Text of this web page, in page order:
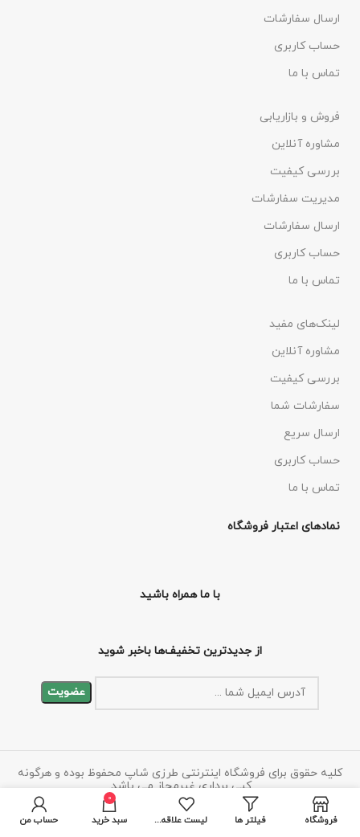
ارسال سفارشات
حساب کاربری
تماس با ما
فروش و بازاریابی
مشاوره آنلاین
بررسی کیفیت
مدیریت سفارشات
ارسال سفارشات
حساب کاربری
تماس با ما
لینک‌های مفید
مشاوره آنلاین
بررسی کیفیت
سفارشات شما
ارسال سریع
حساب کاربری
تماس با ما
نمادهای اعتبار فروشگاه
با ما همراه باشید
از جدیدترین تخفیف‌ها باخبر شوید
کلیه حقوق برای فروشگاه اینترنتی طرزی شاپ محفوظ بوده و هرگونه
کپی برداری غیرمجاز می باشد.
فروشگاه فیلتر ها لیست علاقه مندی ها
0
سبد خرید حساب من